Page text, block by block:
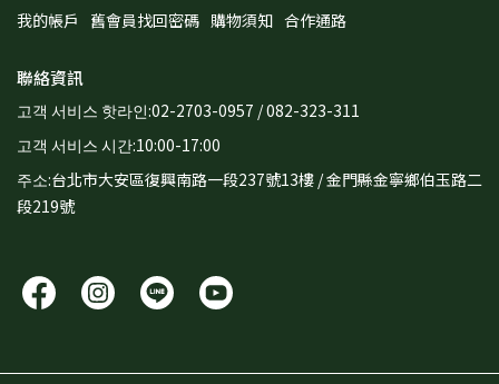
我的帳戶 舊會員找回密碼 購物須知 合作通路
聯絡資訊
고객 서비스 핫라인:02-2703-0957 / 082-323-311
고객 서비스 시간:10:00-17:00
주소:台北市大安區復興南路一段237號13樓 / 金門縣金寧鄉伯玉路二
段219號